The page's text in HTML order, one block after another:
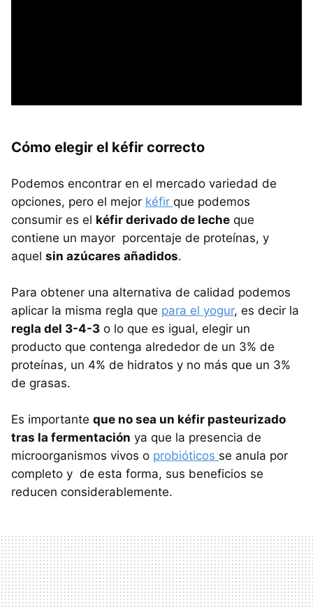
Cómo elegir el kéfir correcto
Podemos encontrar en el mercado variedad de
opciones, pero el mejor kéfir que podemos
consumir es el kéfir derivado de leche que
contiene un mayor porcentaje de proteínas, y
aquel sin azúcares añadidos.
Para obtener una alternativa de calidad podemos
aplicar la misma regla que para el yogur, es decir la
regla del 3-4-3 o lo que es igual, elegir un
producto que contenga alrededor de un 3% de
proteínas, un 4% de hidratos y no más que un 3%
de grasas.
Es importante que no sea un kéfir pasteurizado
tras la fermentación ya que la presencia de
microorganismos vivos o probióticos se anula por
completo y de esta forma, sus beneficios se
reducen considerablemente.